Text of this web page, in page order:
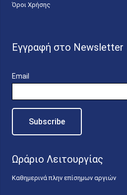
Όροι Χρήσης
Εγγραφή στο Newsletter
Email
Ωράριο Λειτουργίας
Καθημερινά πλην επίσημων αργιών